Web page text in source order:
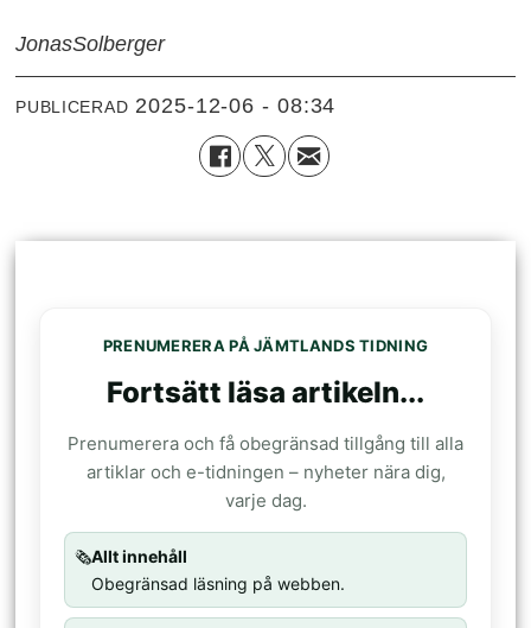
JonasSolberger
PUBLICERAD 2025-12-06 - 08:34
PRENUMERERA PÅ JÄMTLANDS TIDNING
Fortsätt läsa artikeln...
Prenumerera och få obegränsad tillgång till alla
artiklar och e-tidningen – nyheter nära dig,
varje dag.
🗞️Allt innehåll
Obegränsad läsning på webben.